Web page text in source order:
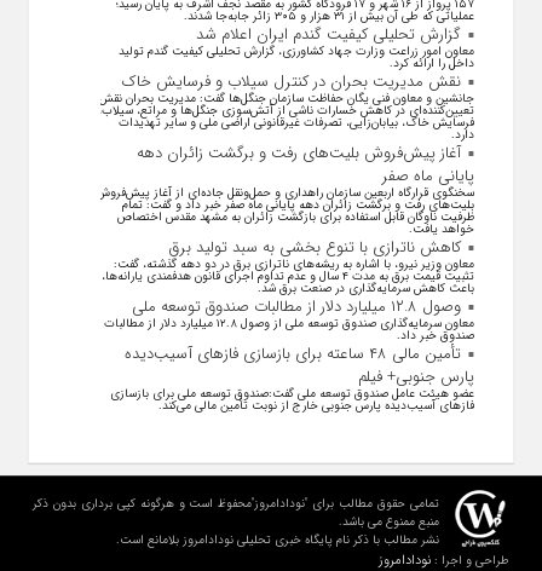
۱۵۷ پرواز از ۱۶ شهر و ۱۷ فرودگاه کشور به مقصد نجف اشرف به پایان رسید؛
عملیاتی که طی آن بیش از ۳۱ هزار و ۳۰۵ زائر جابه‌جا شدند.
گزارش تحلیلی کیفیت گندم ایران اعلام شد
معاون امور زراعت وزارت جهاد کشاورزی، گزارش تحلیلی کیفیت گندم تولید
داخل را ارائه کرد.
نقش مدیریت بحران در کنترل سیلاب و فرسایش خاک
جانشین و معاون فنی یگان حفاظت سازمان جنگل‌ها گفت: مدیریت بحران نقش
تعیین‌کننده‌ای در کاهش خسارات ناشی از آتش‌سوزی جنگل‌ها و مراتع، سیلاب،
فرسایش خاک، بیابان‌زایی، تصرفات غیرقانونی اراضی ملی و سایر تهدیدات
دارد.
آغاز پیش‌فروش بلیت‌های رفت و برگشت زائران دهه
پایانی ماه صفر
سخنگوی قرارگاه اربعین سازمان راهداری و حمل‌ونقل جاده‌ای از آغاز پیش‌فروش
بلیت‌های رفت و برگشت زائران دهه پایانی ماه صفر خبر داد و گفت: تمام
ظرفیت ناوگان قابل استفاده برای بازگشت زائران به مشهد مقدس اختصاص
خواهد یافت.
کاهش ناترازی با تنوع بخشی به سبد تولید برق
معاون وزیر نیرو، با اشاره به ریشه‌های ناترازی برق در دو دهه گذشته، گفت:
تثبیت قیمت برق به مدت ۴ سال و عدم تداوم اجرای قانون هدفمندی یارانه‌ها،
باعث کاهش سرمایه‌گذاری در صنعت برق شد.
وصول ۱۲.۸ میلیارد دلار از مطالبات صندوق توسعه ملی
معاون سرمایه‌گذاری صندوق توسعه ملی از وصول ۱۲.۸ میلیارد دلار از مطالبات
صندوق خبر داد.
تأمین مالی ۴۸ ساعته برای بازسازی فاز‌های آسیب‌دیده
پارس جنوبی+ فیلم
عضو هیئت عامل صندوق توسعه ملی گفت:صندوق توسعه ملی برای بازسازی
فاز‌های آسیب‌دیده پارس جنوبی خارج از نوبت تأمین مالی می‌کند.
تمامی حقوق مطالب برای "نودادامروز"محفوظ است و هرگونه کپی برداری بدون ذکر
منبع ممنوع می باشد.
نشر مطالب با ذکر نام پایگاه خبری تحلیلی نودادامروز بلامانع است.
طراحی و اجرا :نودادامروز